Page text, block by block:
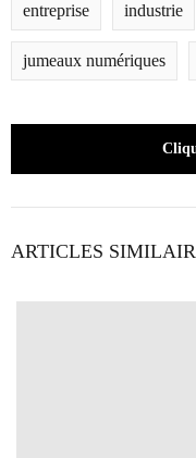
entreprise industrie
jumeaux numériques
ARTICLES